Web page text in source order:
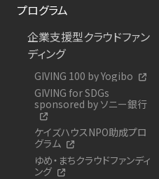
プログラム
企業支援型クラウドファン
ディング
GIVING 100 by Yogibo
GIVING for SDGs
sponsored by ソニー銀行
ケイズハウスNPO助成プロ
グラム
ゆめ・まちクラウドファンディ
ング